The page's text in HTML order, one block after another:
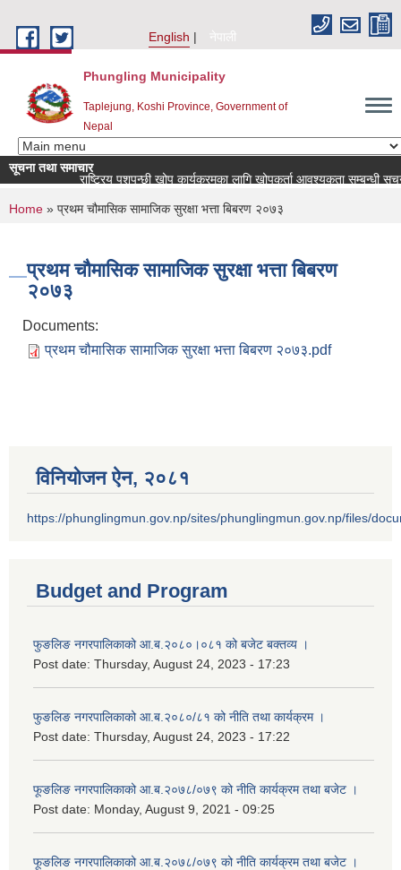
English
नेपाली
Phungling Municipality
Taplejung, Koshi Province, Government of
Nepal
सूचना तथा समाचार
राष्ट्रिय पशुपन्छी खोप कार्यक्रमका लागि खोपकर्ता आवश्यकता सम्बन्धी सूचना!
You are here
Home » प्रथम चौमासिक सामाजिक सुरक्षा भत्ता बिबरण २०७३
प्रथम चौमासिक सामाजिक सुरक्षा भत्ता बिबरण
२०७३
Documents:
प्रथम चौमासिक सामाजिक सुरक्षा भत्ता बिबरण २०७३.pdf
विनियोजन ऐन‚ २०८१
https://phunglingmun.gov.np/sites/phunglingmun.gov.np/files/
Budget and Program
फुङलिङ नगरपालिकाको आ.ब.२०८०।०८१ को बजेट बक्तव्य ।
Post date: Thursday, August 24, 2023 - 17:23
फुङलिङ नगरपालिकाको आ.ब.२०८०/८१ को नीति तथा कार्यक्रम ।
Post date: Thursday, August 24, 2023 - 17:22
फूङलिङ नगरपालिकाको आ.ब.२०७८/०७९ को नीति कार्यक्रम तथा बजेट ।
Post date: Monday, August 9, 2021 - 09:25
फूङलिङ नगरपालिकाको आ.ब.२०७८/०७९ को नीति कार्यक्रम तथा बजेट ।